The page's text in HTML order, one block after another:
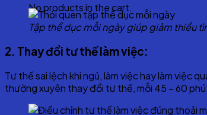
No products in the cart.
Tập thể dục mỗi ngày giúp giảm thiểu
2. Thay đổi tư thế làm việc:
Tư thế sai lệch khi ngủ, làm việc hay làm việc
thường xuyên thay đổi tư thế, mỗi 45 – 60